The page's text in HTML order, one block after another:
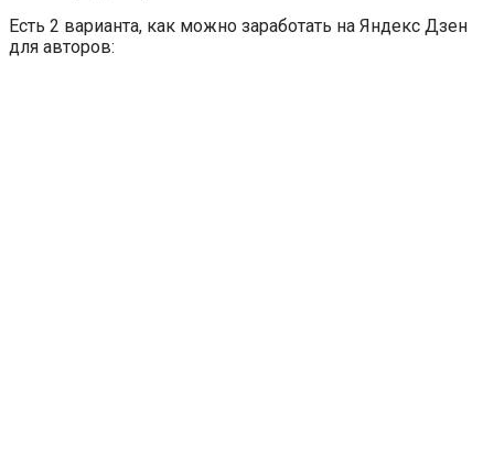
Есть 2 варианта, как можно заработать на Яндекс Дзен
для авторов: